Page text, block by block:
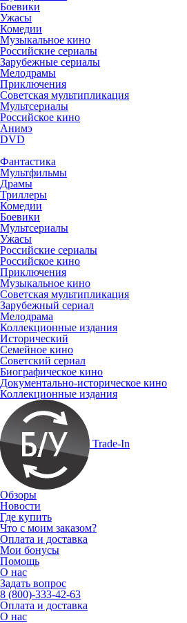
Боевики
Ужасы
Комедии
Музыкальное кино
Российские сериалы
Зарубежные сериалы
Мелодрамы
Приключения
Советская мультипликация
Мультсериалы
Российское кино
Анимэ
DVD
Фантастика
Мультфильмы
Драмы
Триллеры
Комедии
Боевики
Мультсериалы
Ужасы
Российские сериалы
Российское кино
Приключения
Музыкальное кино
Советская мультипликация
Зарубежный сериал
Мелодрама
Коллекционные издания
Исторический
Семейное кино
Советский сериал
Биографическое кино
Документально-историческое кино
Коллекционные издания
Trade-In
Обзоры
Новости
Где купить
Что с моим заказом?
Оплата и доставка
Мои бонусы
Помощь
О нас
Задать вопрос
8 (800)-333-42-63
Оплата и доставка
О нас